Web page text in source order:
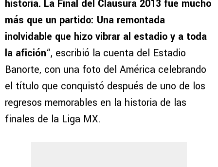
historia. La Final del Clausura 2013 fue mucho
más que un partido: Una remontada
inolvidable que hizo vibrar al estadio y a toda
la afición“, escribió la cuenta del Estadio
Banorte, con una foto del América celebrando
el título que conquistó después de uno de los
regresos memorables en la historia de las
finales de la Liga MX.